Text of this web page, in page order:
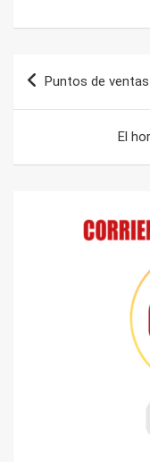
Navegación
de
Puntos de
El